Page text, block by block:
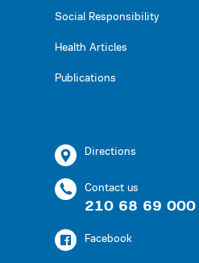
Social Responsibility
Health Articles
Publications
Directions
Contact us
210 68 69 000
Facebook